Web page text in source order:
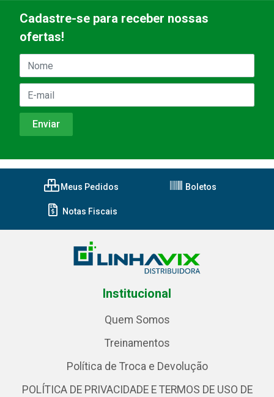
Cadastre-se para receber nossas
ofertas!
Meus Pedidos Boletos
Notas Fiscais
Institucional
Quem Somos
Treinamentos
Política de Troca e Devolução
POLÍTICA DE PRIVACIDADE E TERMOS DE USO DE